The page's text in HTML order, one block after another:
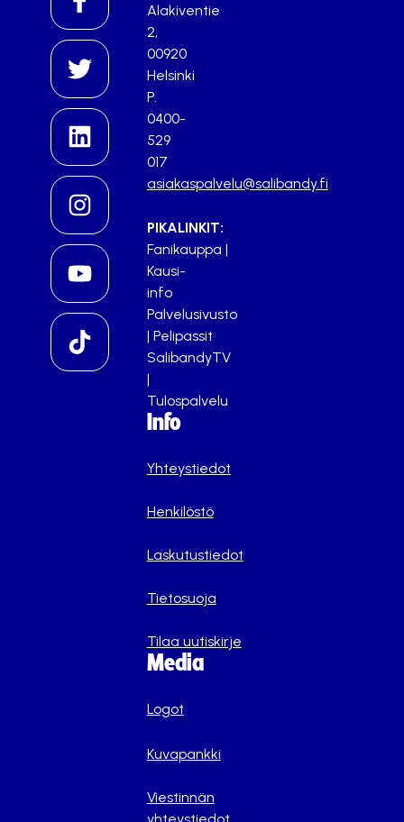
Alakiventie
2,
00920
Helsinki
P.
0400-
529
017
asiakaspalvelu@salibandy.fi
PIKALINKIT:
Fanikauppa |
Kausi-
info
Palvelusivusto
| Pelipassit
SalibandyTV
|
Tulospalvelu
Info
Yhteystiedot
Henkilöstö
Laskutustiedot
Tietosuoja
Tilaa uutiskirje
Media
Logot
Kuvapankki
Viestinnän
yhteystiedot